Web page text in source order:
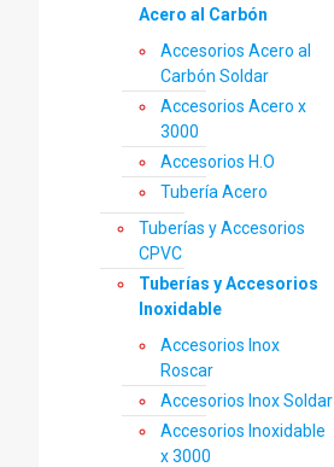
Acero al Carbón
Accesorios Acero al
Carbón Soldar
Accesorios Acero x
3000
Accesorios H.O
Tubería Acero
Tuberías y Accesorios
CPVC
Tuberías y Accesorios
Inoxidable
Accesorios Inox
Roscar
Accesorios Inox Soldar
Accesorios Inoxidable
x 3000